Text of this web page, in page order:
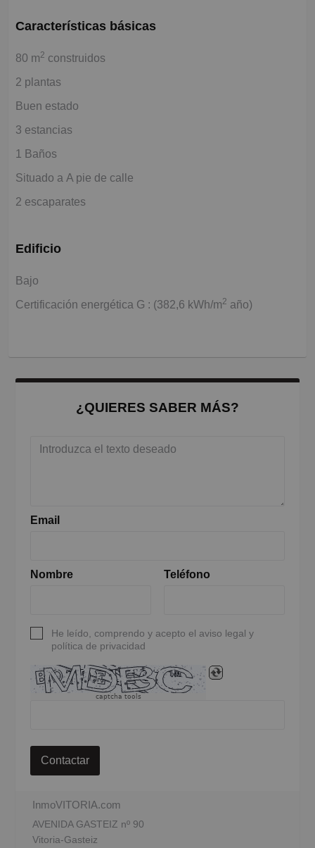
Características básicas
80 m2 construidos
2 plantas
Buen estado
3 estancias
1 Baños
Situado a A pie de calle
2 escaparates
Edificio
Bajo
Certificación energética G : (382,6 kWh/m2 año)
¿QUIERES SABER MÁS?
Email
Nombre Teléfono
He leído, comprendo y acepto el aviso legal y
política de privacidad
captcha tools
Contactar
InmoVITORIA.com
AVENIDA GASTEIZ nº 90
Vitoria-Gasteiz